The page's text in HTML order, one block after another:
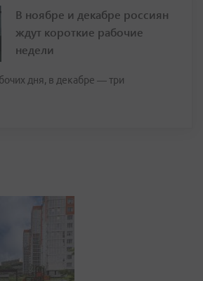
В ноябре и декабре россиян
ждут короткие рабочие
недели
дня, в декабре — три